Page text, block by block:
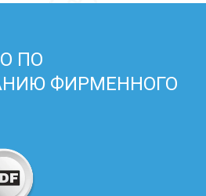
ПО
ФИРМЕННОГО